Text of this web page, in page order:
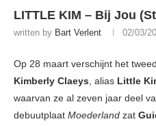
LITTLE KIM – Bij Jou
written by Bart Verlent 02/03/
Op 28 maart verschijnt het
Kimberly Claeys, alias Little
waarvan ze al zeven jaar deel
debuutplaat Moederland zat